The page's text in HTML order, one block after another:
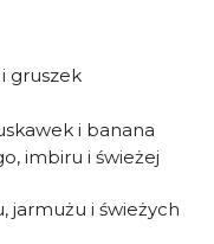
gruszek
i banana
imbiru i świeżej
jarmużu i świeżych